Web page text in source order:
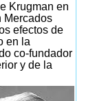
Krugman en
Mercados
efectos de
en la
co-fundador
y de la